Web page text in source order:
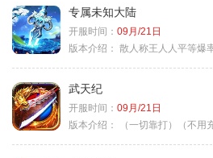
专属未知大陆
开服时间： 09月/21日
版本介绍： 散人称王人人平等爆
武天纪
开服时间： 09月/21日
版本介绍：
（一切靠打）（不用充